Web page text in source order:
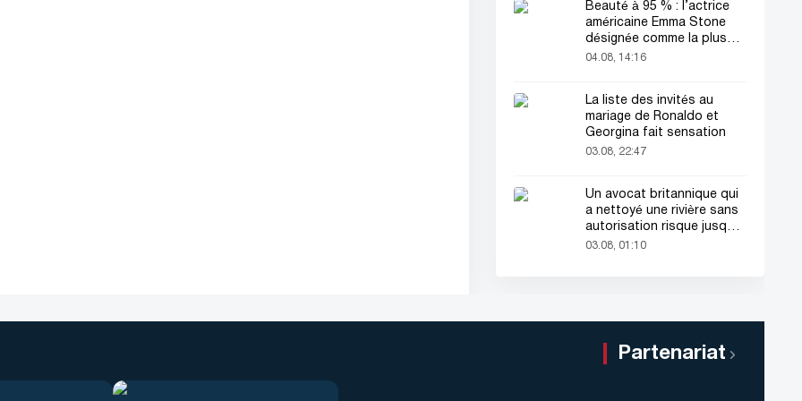
Beauté à 95 % : l’actrice
américaine Emma Stone
désignée comme la plus
belle femme du monde !
04.08, 14:16
La liste des invités au
mariage de Ronaldo et
Georgina fait sensation
03.08, 22:47
Un avocat britannique qui
a nettoyé une rivière sans
autorisation risque jusqu'à
2 ans de prison
03.08, 01:10
Partenariat